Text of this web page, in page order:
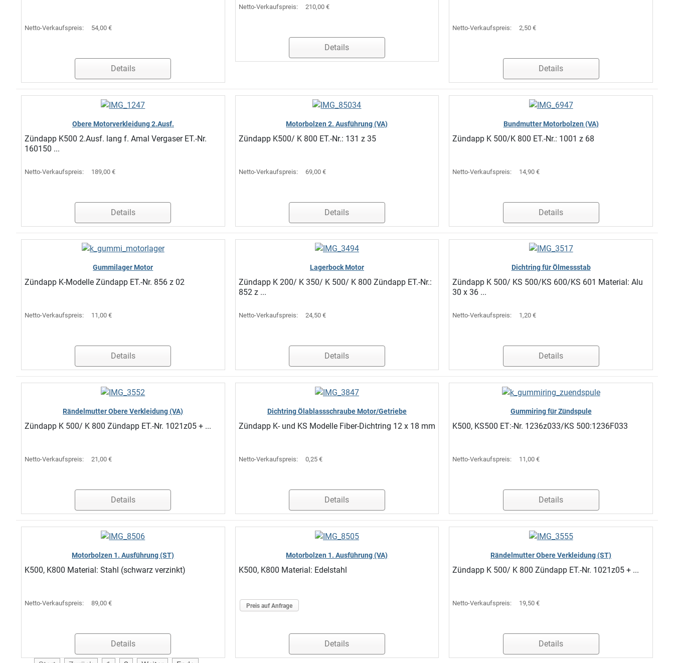
Netto-Verkaufspreis: 54,00 €
Details
Netto-Verkaufspreis: 210,00 €
Details
Netto-Verkaufspreis: 2,50 €
Details
Obere Motorverkleidung 2.Ausf.
Zündapp K500 2.Ausf. lang f. Amal Vergaser ET.-Nr.
160150 ...
Netto-Verkaufspreis: 189,00 €
Details
Motorbolzen 2. Ausführung (VA)
Zündapp K500/ K 800 ET.-Nr.: 131 z 35
Netto-Verkaufspreis: 69,00 €
Details
Bundmutter Motorbolzen (VA)
Zündapp K 500/K 800 ET.-Nr.: 1001 z 68
Netto-Verkaufspreis: 14,90 €
Details
Gummilager Motor
Zündapp K-Modelle Zündapp ET.-Nr. 856 z 02
Netto-Verkaufspreis: 11,00 €
Details
Lagerbock Motor
Zündapp K 200/ K 350/ K 500/ K 800 Zündapp ET.-Nr.:
852 z ...
Netto-Verkaufspreis: 24,50 €
Details
Dichtring für Ölmessstab
Zündapp K 500/ KS 500/KS 600/KS 601 Material: Alu
30 x 36 ...
Netto-Verkaufspreis: 1,20 €
Details
Rändelmutter Obere Verkleidung (VA)
Zündapp K 500/ K 800 Zündapp ET.-Nr. 1021z05 + ...
Netto-Verkaufspreis: 21,00 €
Details
Dichtring Ölablassschraube Motor/Getriebe
Zündapp K- und KS Modelle Fiber-Dichtring 12 x 18 mm
Netto-Verkaufspreis: 0,25 €
Details
Gummiring für Zündspule
K500, KS500 ET:-Nr. 1236z033/KS 500:1236F033
Netto-Verkaufspreis: 11,00 €
Details
Motorbolzen 1. Ausführung (ST)
K500, K800 Material: Stahl (schwarz verzinkt)
Netto-Verkaufspreis: 89,00 €
Details
Motorbolzen 1. Ausführung (VA)
K500, K800 Material: Edelstahl
Preis auf Anfrage
Details
Rändelmutter Obere Verkleidung (ST)
Zündapp K 500/ K 800 Zündapp ET.-Nr. 1021z05 + ...
Netto-Verkaufspreis: 19,50 €
Details